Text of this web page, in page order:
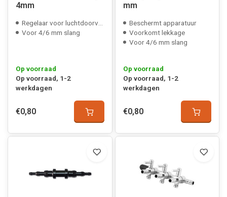
4mm
Regelaar voor luchtdoorvoer
Voor 4/6 mm slang
Op voorraad
Op voorraad, 1-2
werkdagen
€0,80
mm
Beschermt apparatuur
Voorkomt lekkage
Voor 4/6 mm slang
Op voorraad
Op voorraad, 1-2
werkdagen
€0,80